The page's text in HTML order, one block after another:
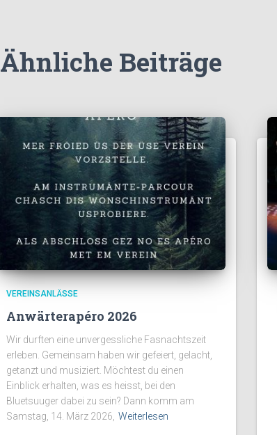
Ähnliche Beiträge
VEREINSANLÄSSE
Anwärterapéro 2026
Wir durften eine unvergessliche Fasnachtszeit
erleben. Gemeinsam haben wir gefeiert, gelacht,
getanzt und musiziert. Möchtest du einen
Einblick erhalten, was es heisst, bei den
Bluetsuuger dabei zu sein? Dann komm am
Samstag, 14. März 2026, Weiterlesen